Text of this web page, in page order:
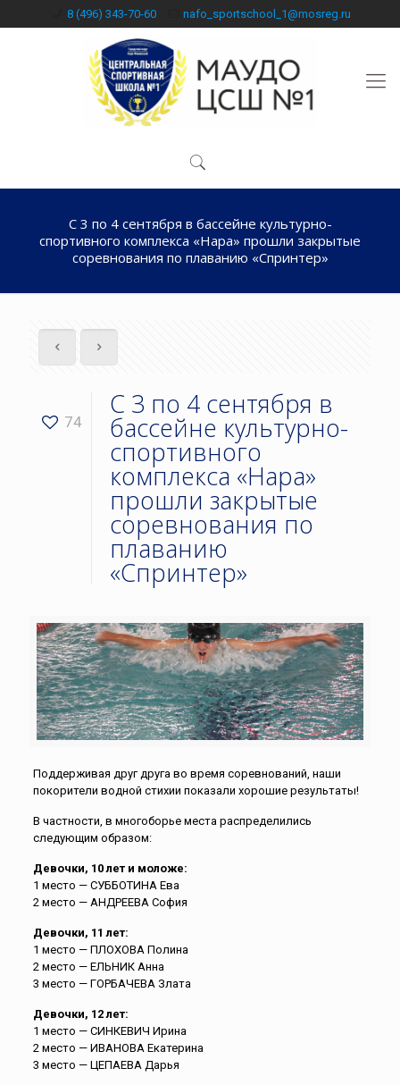
8 (496) 343-70-60 nafo_sportschool_1@mosreg.ru
С 3 по 4 сентября в бассейне культурно-
спортивного комплекса «Нара» прошли закрытые
соревнования по плаванию «Спринтер»
74
С 3 по 4 сентября в
бассейне культурно-
спортивного
комплекса «Нара»
прошли закрытые
соревнования по
плаванию
«Спринтер»
Поддерживая друг друга во время соревнований, наши
покорители водной стихии показали хорошие результаты!
В частности, в многоборье места распределились
следующим образом:
Девочки, 10 лет и моложе:
1 место — СУББОТИНА Ева
2 место — АНДРЕЕВА София
Девочки, 11 лет:
1 место — ПЛОХОВА Полина
2 место — ЕЛЬНИК Анна
3 место — ГОРБАЧЕВА Злата
Девочки, 12 лет:
1 место — СИНКЕВИЧ Ирина
2 место — ИВАНОВА Екатерина
3 место — ЦЕПАЕВА Дарья